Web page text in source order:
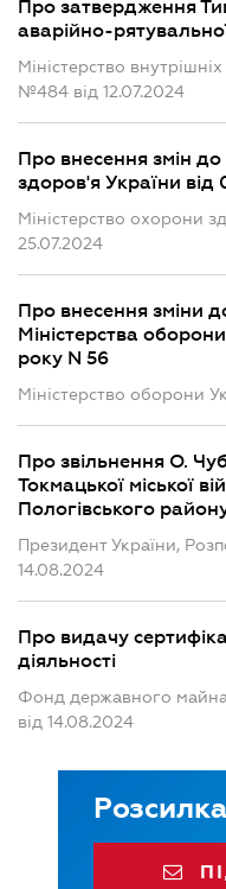
Про затвердження
аварійно-
Міністерство
№484 від 12.07.2024
Про внесення змін до
здоров'я України від
Міністерство охорони
25.07.2024
Про внесення зміни
Міністерства
року N 56
Міністерство оборони
Про звільнення О.
Токмацької міської
Пологівського
Президент України,
14.08.2024
Про видачу
діяльності
Фонд державного
від 14.08.2024